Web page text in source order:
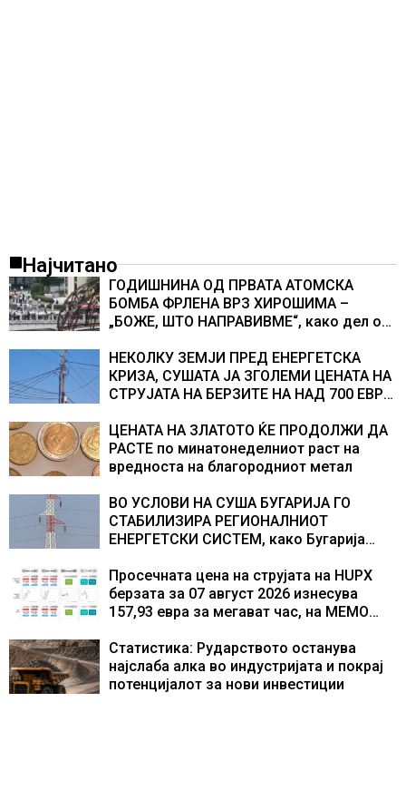
Најчитано
ГОДИШНИНА ОД ПРВАТА АТОМСКА
БОМБА ФРЛЕНА ВРЗ ХИРОШИМА –
„БОЖЕ, ШТО НАПРАВИВМЕ“, како дел од
учесниците во бомбардирањето го
доживуваа овој настан што го промени
текот на историјата
НЕКОЛКУ ЗЕМЈИ ПРЕД ЕНЕРГЕТСКА
КРИЗА, СУШАТА ЈА ЗГОЛЕМИ ЦЕНАТА НА
СТРУЈАТА НА БЕРЗИТЕ НА НАД 700 ЕВРА
ЦЕНАТА НА ЗЛАТОТО ЌЕ ПРОДОЛЖИ ДА
РАСТЕ по минатонеделниот раст на
вредноста на благородниот метал
ВО УСЛОВИ НА СУША БУГАРИЈА ГО
СТАБИЛИЗИРА РЕГИОНАЛНИОТ
ЕНЕРГЕТСКИ СИСТЕМ, како Бугарија
складирање на енергија од батерии
Просечната цена на струјата на HUPX
берзата за 07 август 2026 изнесува
157,93 евра за мегават час, на МЕМО
Статистика: Рударството останува
најслаба алка во индустријата и покрај
потенцијалот за нови инвестиции